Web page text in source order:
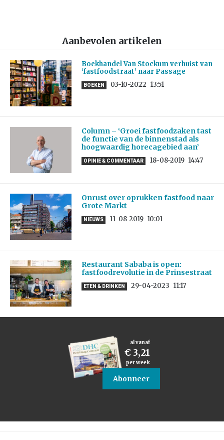
Aanbevolen artikelen
Boekhandel Van Stockum verhuist van
‘fastfoodstraat’ naar Passage
BOEKEN 03-10-2022 13:51
Column – ‘Groei fastfoodzaken tast
de functie van de binnenstad als
hoogwaardig horecagebied aan’
OPINIE & COMMENTAAR 18-08-2019 14:47
Onrust over oprukken fastfood naar
Grote Markt
NIEUWS 11-08-2019 10:01
Restaurant Sababa is open:
fastfoodrevolutie in de Prinsestraat
ETEN & DRINKEN 29-04-2023 11:17
al vanaf
€ 3,21
per week
Abonneer